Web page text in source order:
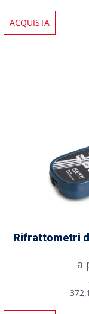
ACQUISTA
Rifrattometri
a